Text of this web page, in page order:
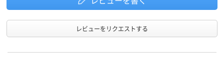
レビューをリクエストする